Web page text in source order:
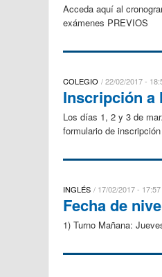
Acceda aquí al
exámenes PREVIOS
COLEGIO 22/02/2017 -
Inscripción a
Los días 1, 2 y 3 de
formulario de
INGLÉS 17/02/2017 - 17:57
Fecha de
1) Turno Mañana: